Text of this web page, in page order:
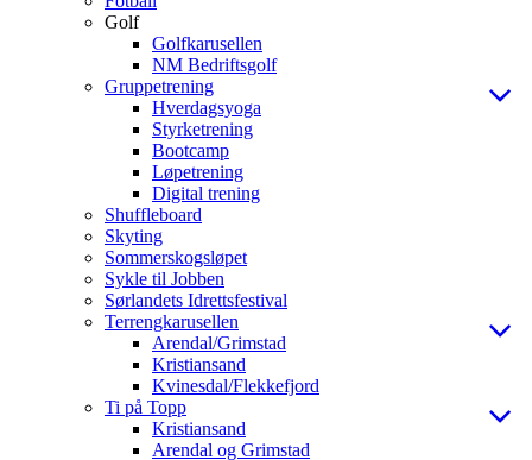
Golf
Golfkarusellen
NM Bedriftsgolf
Gruppetrening
Hverdagsyoga
Styrketrening
Bootcamp
Løpetrening
Digital trening
Shuffleboard
Skyting
Sommerskogsløpet
Sykle til Jobben
Sørlandets Idrettsfestival
Terrengkarusellen
Arendal/Grimstad
Kristiansand
Kvinesdal/Flekkefjord
Ti på Topp
Kristiansand
Arendal og Grimstad